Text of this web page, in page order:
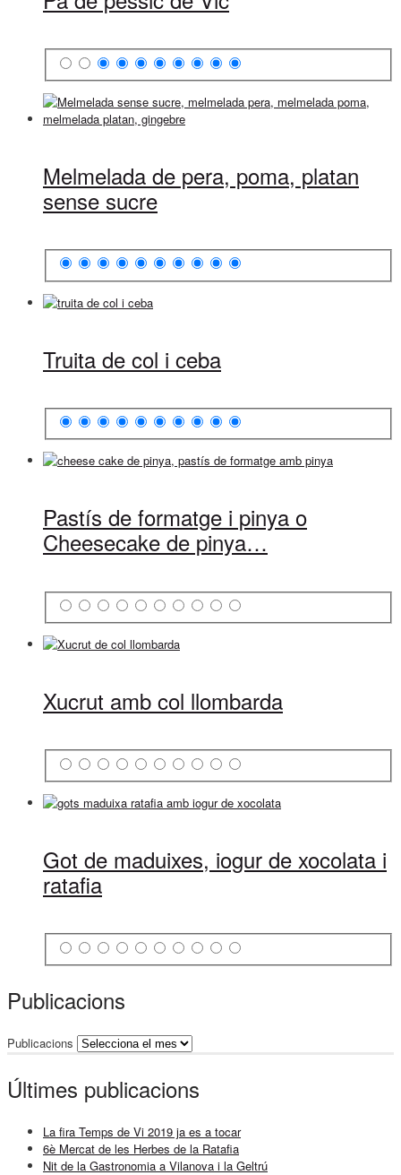
Melmelada de pera, poma, platan
sense sucre
Truita de col i ceba
Pastís de formatge i pinya o
Cheesecake de pinya…
Xucrut amb col llombarda
Got de maduixes, iogur de xocolata i
ratafia
Publicacions
Publicacions
Últimes publicacions
La fira Temps de Vi 2019 ja es a tocar
6è Mercat de les Herbes de la Ratafia
Nit de la Gastronomia a Vilanova i la Geltrú